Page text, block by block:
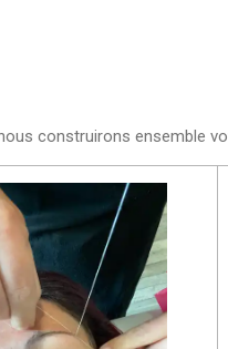
construirons ensemble